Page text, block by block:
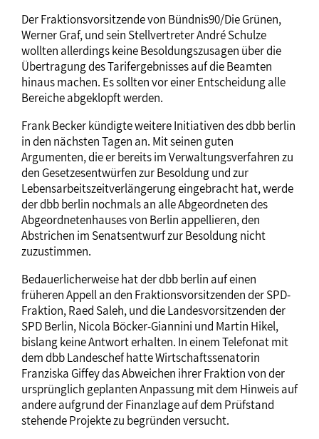
Der Fraktionsvorsitzende von Bündnis90/Die Grünen,
Werner Graf, und sein Stellvertreter André Schulze
wollten allerdings keine Besoldungszusagen über die
Übertragung des Tarifergebnisses auf die Beamten
hinaus machen. Es sollten vor einer Entscheidung alle
Bereiche abgeklopft werden.
Frank Becker kündigte weitere Initiativen des dbb berlin
in den nächsten Tagen an. Mit seinen guten
Argumenten, die er bereits im Verwaltungsverfahren zu
den Gesetzesentwürfen zur Besoldung und zur
Lebensarbeitszeitverlängerung eingebracht hat, werde
der dbb berlin nochmals an alle Abgeordneten des
Abgeordnetenhauses von Berlin appellieren, den
Abstrichen im Senatsentwurf zur Besoldung nicht
zuzustimmen.
Bedauerlicherweise hat der dbb berlin auf einen
früheren Appell an den Fraktionsvorsitzenden der SPD-
Fraktion, Raed Saleh, und die Landesvorsitzenden der
SPD Berlin, Nicola Böcker-Giannini und Martin Hikel,
bislang keine Antwort erhalten. In einem Telefonat mit
dem dbb Landeschef hatte Wirtschaftssenatorin
Franziska Giffey das Abweichen ihrer Fraktion von der
ursprünglich geplanten Anpassung mit dem Hinweis auf
andere aufgrund der Finanzlage auf dem Prüfstand
stehende Projekte zu begründen versucht.